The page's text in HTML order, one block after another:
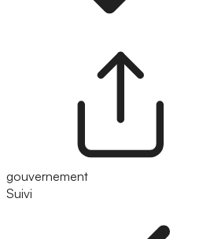
gouvernement
Suivi